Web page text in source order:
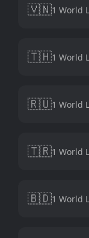
🇻🇳1 World
🇹🇭1 World
🇷🇺1 World
🇹🇷1 World
🇧🇩1 World